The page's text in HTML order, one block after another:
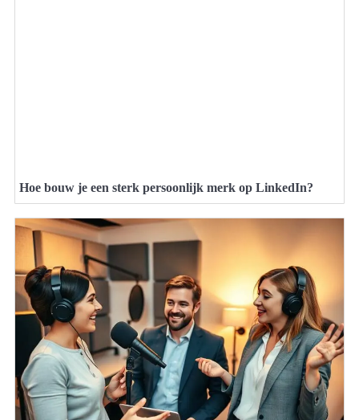
Hoe bouw je een sterk persoonlijk merk op LinkedIn?